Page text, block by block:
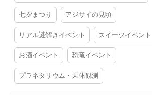
七夕まつり アジサイの見頃
リアル謎解きイベント スイーツイベント
お酒イベント 恐竜イベント
プラネタリウム・天体観測